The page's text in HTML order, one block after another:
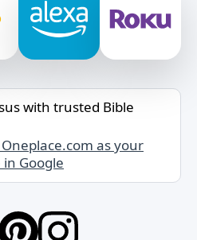
with trusted Bible
as your
Google